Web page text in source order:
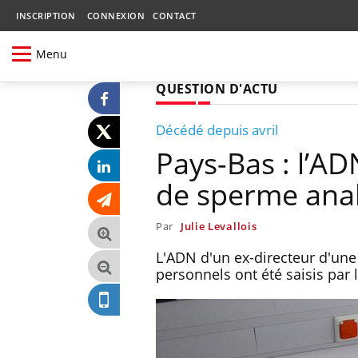
INSCRIPTION CONNEXION CONTACT
Menu
QUESTION D'ACTU
Décédé depuis avril
Pays-Bas :
de sperme
Par Julie Levallois
L'ADN d'un ex-directeur
personnels ont été saisis par